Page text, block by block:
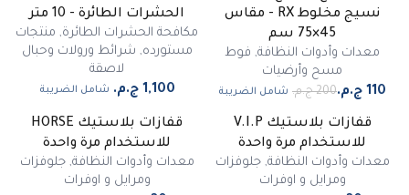
نسيج مخلوط RX - مقاس
45×75 سم
معدات وأدوات النظافة, فوط
مسح وأرضيات
شامل الضريبة
الحشرات الطائرة - 10 متر
مكافحة الحشرات الطائرة, منتجات
مستورده, شرائط ورولات وحبال
لاصقة
شامل الضريبة
قفازات بلاستيك V.I.P
للاستخدام مرة واحدة
معدات وأدوات النظافة,جلوفزات
ومرايل و اوفرات
قفازات بلاستيك HORSE
للاستخدام مرة واحدة
معدات وأدوات النظافة,جلوفزات
ومرايل و اوفرات